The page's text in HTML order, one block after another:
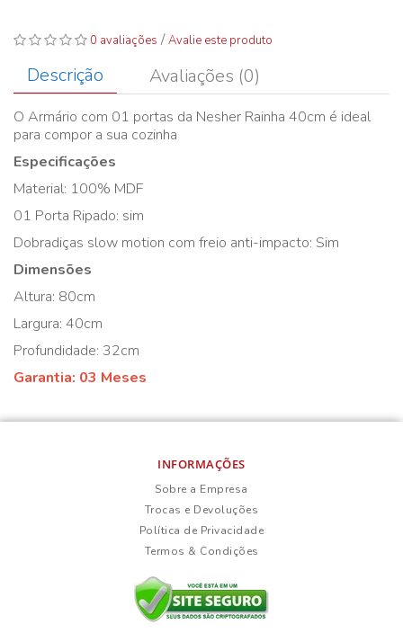
0 avaliações /Avalie este produto
Descrição Avaliações (0)
O Armário com 01 portas da Nesher Rainha 40cm é ideal
para compor a sua cozinha
Especificações
Material: 100% MDF
01 Porta Ripado: sim
Dobradiças slow motion com freio anti-impacto: Sim
Dimensões
Altura: 80cm
Largura: 40cm
Profundidade: 32cm
Garantia: 03 Meses
INFORMAÇÕES
Sobre a Empresa
Trocas e Devoluções
Política de Privacidade
Termos & Condições